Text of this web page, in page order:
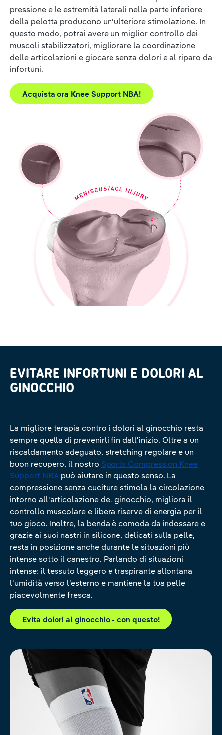
pressione e le estremità laterali nella parte inferiore
della pelotta producono un’ulteriore stimolazione. In
questo modo, potrai avere un miglior controllo dei
muscoli stabilizzatori, migliorare la coordinazione
delle articolazioni e giocare senza dolori e al riparo da
infortuni.
Acquista ora Knee Support NBA!
EVITARE INFORTUNI E DOLORI AL
GINOCCHIO
La migliore terapia contro i dolori al ginocchio resta
sempre quella di prevenirli fin dall'inizio. Oltre a un
riscaldamento adeguato, stretching regolare e un
buon recupero, il nostro Sports Compression Knee
Support NBA può aiutare in questo senso. La
compressione senza cuciture stimola la circolazione
intorno all'articolazione del ginocchio, migliora il
controllo muscolare e libera riserve di energia per il
tuo gioco. Inoltre, la benda è comoda da indossare e
grazie ai suoi nastri in silicone, delicati sulla pelle,
resta in posizione anche durante le situazioni più
intense sotto il canestro. Parlando di situazioni
intense: il tessuto leggero e traspirante allontana
l'umidità verso l'esterno e mantiene la tua pelle
piacevolmente fresca.
Evita dolori al ginocchio - con questo!